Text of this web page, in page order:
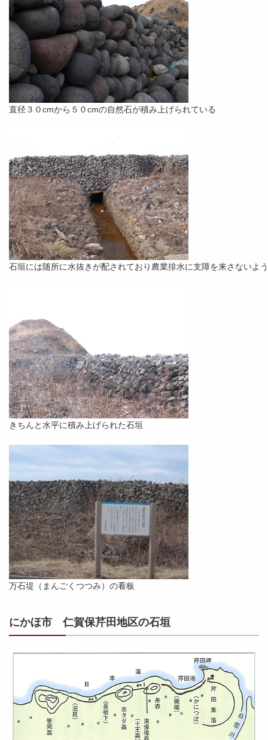
直径３０cmから５０cmの自然石が積み上げられている
石垣には随所に水抜きが配されており農業排水に支障を来さないよ
きちんと水平に積み上げられた石垣
万石堤（まんごくつつみ）の看板
にかほ市 仁賀保芹田地区の石垣